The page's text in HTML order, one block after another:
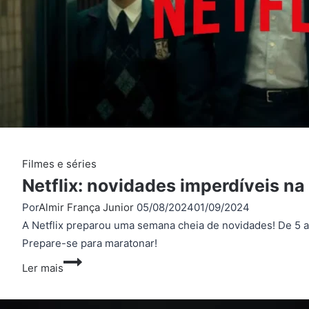
Filmes e séries
Netflix: novidades imperdíveis na
PorAlmir França Junior 05/08/202401/09/2024
A Netflix preparou uma semana cheia de novidades! De
Prepare-se para maratonar!
Ler mais
Netflix:
imperdíveis